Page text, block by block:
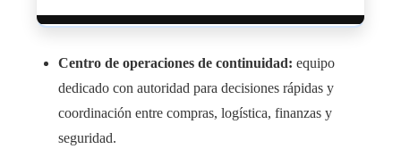
Centro de operaciones de continuidad: equipo
dedicado con autoridad para decisiones rápidas y
coordinación entre compras, logística, finanzas y
seguridad.